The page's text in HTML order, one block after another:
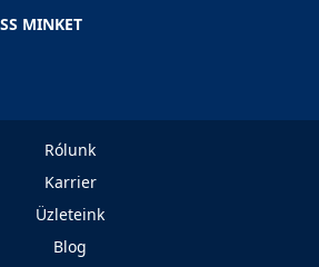
MINKET
Rólunk
Karrier
Üzleteink
Blog